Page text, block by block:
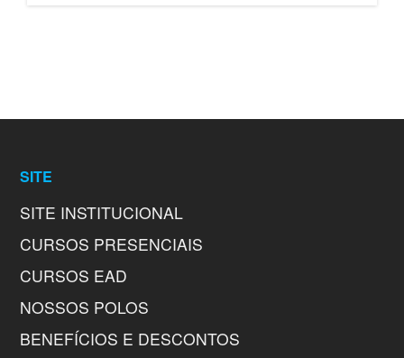
SITE
SITE INSTITUCIONAL
CURSOS PRESENCIAIS
CURSOS EAD
NOSSOS POLOS
BENEFÍCIOS E DESCONTOS